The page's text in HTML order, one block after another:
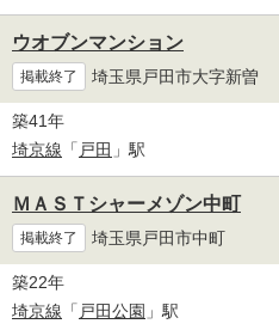
ウオブンマンション
掲載終了 埼玉県戸田市大字新曽
築41年
埼京線 「 戸田 」駅
ＭＡＳＴシャーメゾン中町
掲載終了 埼玉県戸田市中町
築22年
埼京線 「 戸田公園 」駅